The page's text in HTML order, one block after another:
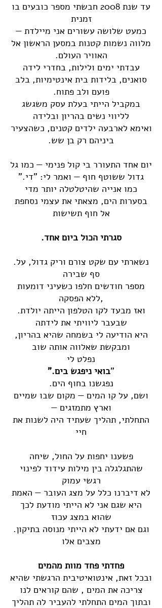
עד שנת 2008 חבשתי מספר כובעים בו
זמנית
כמעט שלושה עשורים אני מיילדת —
מלווה נשמות קטנות במסען הראשון אל
האוויר העולם.
עבדתי ימים ולילות, בחדרי לידה
סואנים, בלידות בית אינטימיות, בלב
פועם ולב פתוח.
במקביל הייתי בעלת עסק משגשג
לליווי נשים בהריון ובלידה
ואימא לארבעה ילדים קטנים, כשהצעיר
ביניהם רק בן שש.
יום אחד התעורר בי קול פנימי — כמו גל
גדול ששוטף חוף — ואמר לי: "די."
כמו אנייה שהיטלטלה יותר מדי
בסערות הים, מצאתי את עצמי נסחפת
אל חוף תשישות
.סגרתי הכול ביום אחד
.נשארתי עם שקט צורם וריק גדול, על
סף שבירה
מספר חודשים חלפו כשעיני דומעות
ללא הפסקה,
.ואז מבעד לקו הטלפון הייתה יולדת
שבעבר ליוויתי את לידתה
היא הודיעה לי בשמחה שהיא בהריון,
ומבקשת שאלווה אותה שוב
נפלט לי
"בואי ניפגש בים."
נפגשנו בחוף הים.
ושם, על קו המים — מקום שבו שמיים
וארץ מתמזגים —
התחלתי, תהליך שעתיד היה לשנות את
חיי
פשענו יחפות על החול, שיחה
שהתגלגלה בין מילות עידוד לפינוי
רגשי עמוק
לא דיברנו כלל על מצג העובר — האמת
היא שגם אני לא הייתי מודעת לכך
שהוא במצג עכוז
.וגם אם ידעתי לא הייתי מנוסה בתיקון
מצבים אלו
פחדתי פחד מוות מהמים
ובכל זאת, אינטואיטיבית הרגשתי שהיא
צריכה את המים , שהם קוראים לנו
ובתוך המים התחלתי להעביר לה תהליך